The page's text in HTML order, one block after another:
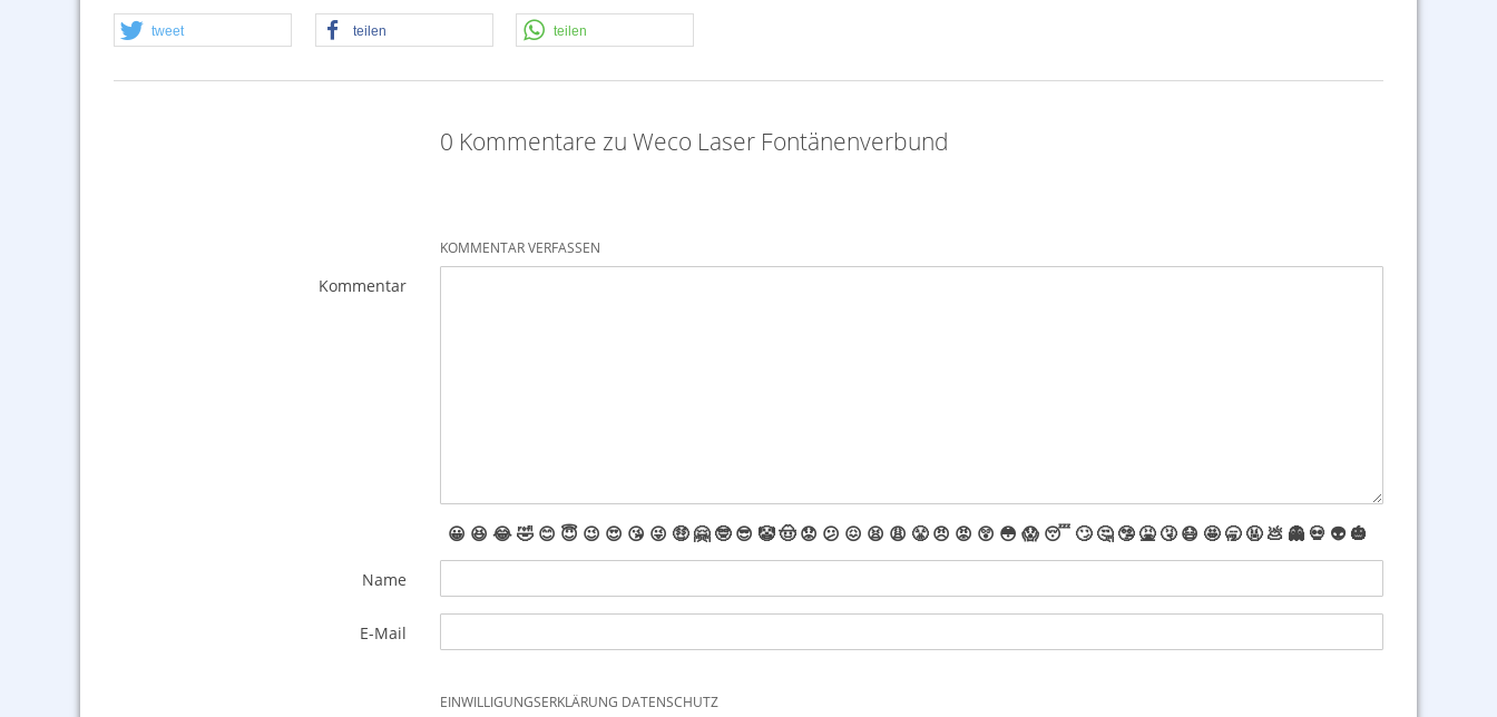
Batterien ganz fehlt.
tweet teilen teilen
0 Kommentare zu Weco Laser Fontänenverbund
KOMMENTAR VERFASSEN
Kommentar
😀 😆 😂🤣 😊 😇 😉 😍 😘 😜 🤑 🤗 🤓 😎 🤡🤠 😟 😕 😖 😫 😩 😤 😠 😡 😲 😳 😱 😴 🙄 🤔 🤥 🤮 🤧 😷 🤩 🥱 🤬 💩 👻 💀 👽 🎃
Name
E-Mail
EINWILLIGUNGSERKLÄRUNG DATENSCHUTZ